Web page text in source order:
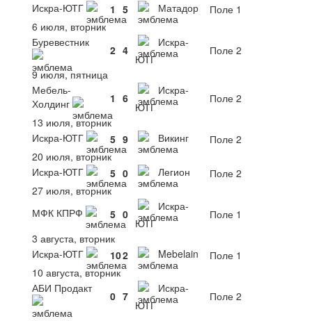
Искра-ЮТГ
1 5 Матадор
Поле 1
6 июля, вторник
Буревестник
2 4
Искра-
ЮТГ
Поле 2
9 июля, пятница
Мебель-
Холдинг
1 6
Искра-
ЮТГ
Поле 2
13 июля, вторник
Искра-ЮТГ
5 9 Викинг
Поле 2
20 июля, вторник
Искра-ЮТГ
5 0 Легион
Поле 2
27 июля, вторник
МФК КПРФ
5 0
Искра-
ЮТГ
Поле 1
3 августа, вторник
Искра-ЮТГ
102 Mebelain
Поле 1
10 августа, вторник
АБИ Продакт
0 7
Искра-
ЮТГ
Поле 2